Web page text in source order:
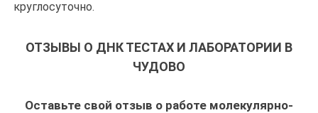
круглосуточно.
ОТЗЫВЫ О ДНК ТЕСТАХ И ЛАБОРАТОРИИ В
ЧУДОВО
Оставьте свой отзыв о работе молекулярно-